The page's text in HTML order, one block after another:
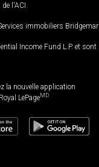
l'ACI.
immobiliers
Income Fund L.P. et
la nouvelle application
Royal LePageMD